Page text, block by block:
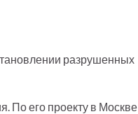
разрушенных
По его проекту в Москве